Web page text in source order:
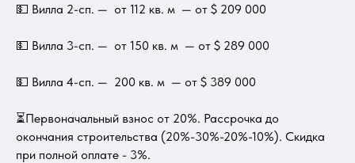
💵 Вилла 2-сп. — от 112 кв. м — от $ 209 000
💵 Вилла 3-сп. — от 150 кв. м — от $ 289 000
💵 Вилла 4-сп. — 200 кв. м — от $ 389 000
⏳Первоначальный взнос от 20%. Рассрочка до
окончания строительства (20%-30%-20%-10%). Скидка
при полной оплате - 3%.